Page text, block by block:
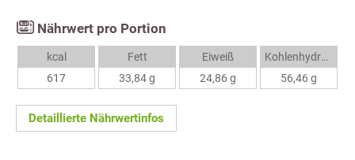
Nährwert pro Portion
kcal
617
Fett
33,84 g
Eiweiß
24,86 g
Kohlenhydrate
56,46 g
Detaillierte Nährwertinfos